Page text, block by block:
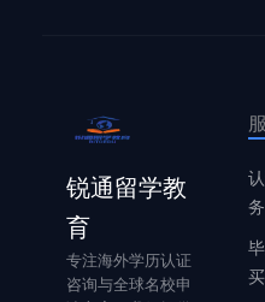
锐通留学教
育
专注海外学历认证
咨询与全球名校申
务
买